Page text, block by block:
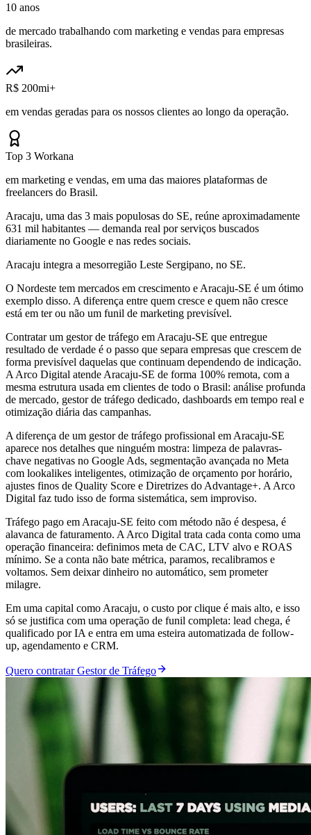
10 anos
de mercado trabalhando com marketing e vendas para empresas
brasileiras.
R$ 200mi+
em vendas geradas para os nossos clientes ao longo da operação.
Top 3 Workana
em marketing e vendas, em uma das maiores plataformas de
freelancers do Brasil.
Aracaju, uma das 3 mais populosas do SE, reúne aproximadamente
631 mil habitantes — demanda real por serviços buscados
diariamente no Google e nas redes sociais.
Aracaju integra a mesorregião Leste Sergipano, no SE.
O Nordeste tem mercados em crescimento e Aracaju-SE é um ótimo
exemplo disso. A diferença entre quem cresce e quem não cresce
está em ter ou não um funil de marketing previsível.
Contratar um gestor de tráfego em Aracaju-SE que entregue
resultado de verdade é o passo que separa empresas que crescem de
forma previsível daquelas que continuam dependendo de indicação.
A Arco Digital atende Aracaju-SE de forma 100% remota, com a
mesma estrutura usada em clientes de todo o Brasil: análise profunda
de mercado, gestor de tráfego dedicado, dashboards em tempo real e
otimização diária das campanhas.
A diferença de um gestor de tráfego profissional em Aracaju-SE
aparece nos detalhes que ninguém mostra: limpeza de palavras-
chave negativas no Google Ads, segmentação avançada no Meta
com lookalikes inteligentes, otimização de orçamento por horário,
ajustes finos de Quality Score e Diretrizes do Advantage+. A Arco
Digital faz tudo isso de forma sistemática, sem improviso.
Tráfego pago em Aracaju-SE feito com método não é despesa, é
alavanca de faturamento. A Arco Digital trata cada conta como uma
operação financeira: definimos meta de CAC, LTV alvo e ROAS
mínimo. Se a conta não bate métrica, paramos, recalibramos e
voltamos. Sem deixar dinheiro no automático, sem prometer
milagre.
Em uma capital como Aracaju, o custo por clique é mais alto, e isso
só se justifica com uma operação de funil completa: lead chega, é
qualificado por IA e entra em uma esteira automatizada de follow-
up, agendamento e CRM.
Quero contratar Gestor de Tráfego